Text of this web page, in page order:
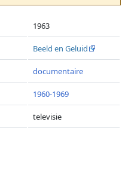
1963
Beeld en Geluid
documentaire
1960-1969
televisie